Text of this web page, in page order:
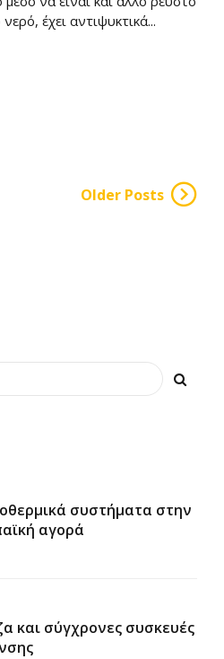
έχει αντιψυκτικά...
Older Posts
συστήματα στην
αγορά
και σύγχρονες συσκευές